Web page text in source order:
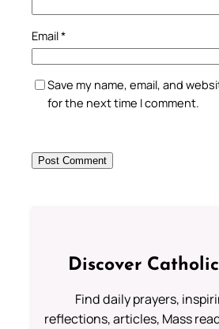
Email*
Save my name, email, and
for the next time I comment.
Discover
Find daily prayers,
reflections, articles, Mass